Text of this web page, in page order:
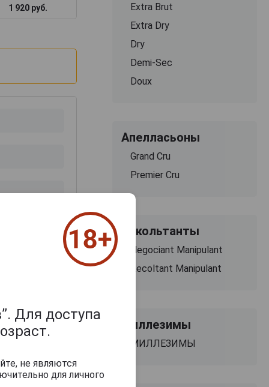
1 920 руб. 1 717 руб.
Extra Brut
Extra Dry
Dry
Demi-Sec
Doux
Апелласьоны
Grand Cru
Premier Cru
Рекольтанты
Negociant Manipulant
Recoltant Manipulant
Миллезимы
МИЛЛЕЗИМЫ
Для доступа
не являются
для личного